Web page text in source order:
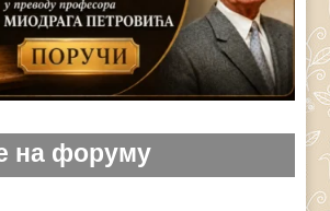
на форуму